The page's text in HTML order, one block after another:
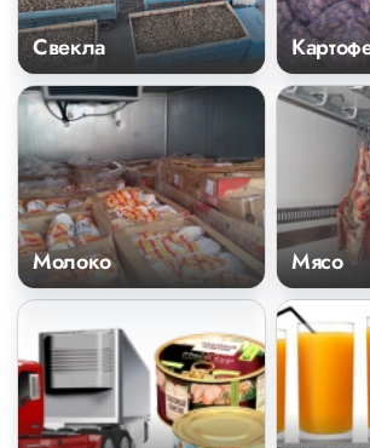
Свекла
Молоко Мясо